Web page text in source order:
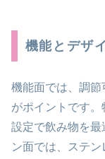
機能とデザ
機能面では、調節
がポイントです
設定で飲み物を最
ン面では、ステ